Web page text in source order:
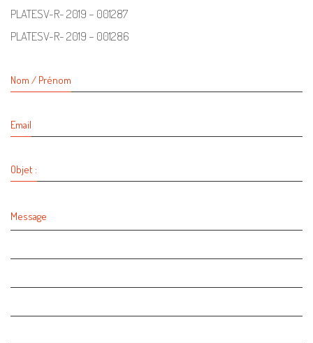
PLATESV-R- 2019 – 001287
PLATESV-R- 2019 – 001286
Nom / Prénom
Email
Objet :
Message